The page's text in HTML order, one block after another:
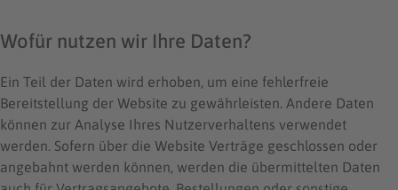
Wofür nutzen wir Ihre Daten?
Ein Teil der Daten wird erhoben, um eine fehlerfreie
Bereitstellung der Website zu gewährleisten. Andere Daten
können zur Analyse Ihres Nutzerverhaltens verwendet
werden. Sofern über die Website Verträge geschlossen oder
angebahnt werden können, werden die übermittelten Daten